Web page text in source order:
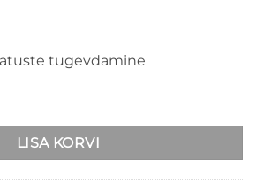
tugevdamine
kogus
LISA KORVI